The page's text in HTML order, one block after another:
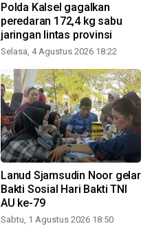
Polda Kalsel gagalkan
peredaran 172,4 kg sabu
jaringan lintas provinsi
Selasa, 4 Agustus 2026 18:22
Lanud Sjamsudin Noor gelar
Bakti Sosial Hari Bakti TNI
AU ke-79
Sabtu, 1 Agustus 2026 18:50